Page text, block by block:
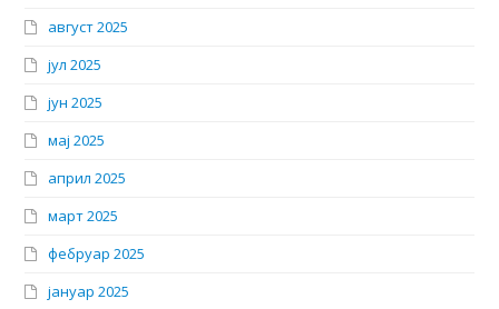
август 2025
јул 2025
јун 2025
мај 2025
април 2025
март 2025
фебруар 2025
јануар 2025